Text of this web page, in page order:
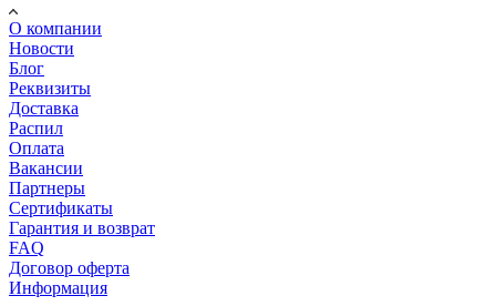
О компании
Новости
Блог
Реквизиты
Доставка
Распил
Оплата
Вакансии
Партнеры
Сертификаты
Гарантия и возврат
FAQ
Договор оферта
Информация